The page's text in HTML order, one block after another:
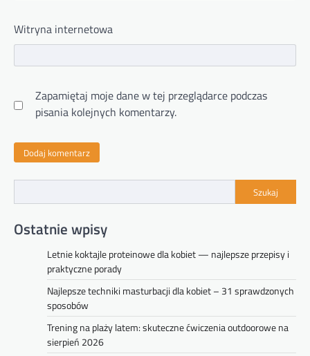
Witryna internetowa
Zapamiętaj moje dane w tej przeglądarce podczas
pisania kolejnych komentarzy.
Szukaj
Ostatnie wpisy
Letnie koktajle proteinowe dla kobiet — najlepsze przepisy i
praktyczne porady
Najlepsze techniki masturbacji dla kobiet – 31 sprawdzonych
sposobów
Trening na plaży latem: skuteczne ćwiczenia outdoorowe na
sierpień 2026